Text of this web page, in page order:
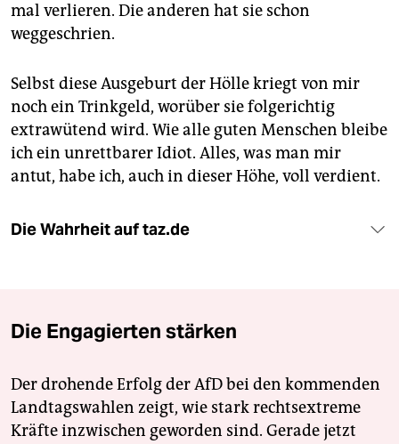
mal verlieren. Die anderen hat sie schon
weggeschrien.
Selbst diese Ausgeburt der Hölle kriegt von mir
noch ein Trinkgeld, worüber sie folgerichtig
extrawütend wird. Wie alle guten Menschen bleibe
ich ein unrettbarer Idiot. Alles, was man mir
antut, habe ich, auch in dieser Höhe, voll verdient.
Die Wahrheit auf taz.de
Die Engagierten stärken
Der drohende Erfolg der AfD bei den kommenden
Landtagswahlen zeigt, wie stark rechtsextreme
Kräfte inzwischen geworden sind. Gerade jetzt